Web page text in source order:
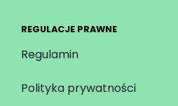
REGULACJE PRAWNE
Regulamin
Polityka prywatności